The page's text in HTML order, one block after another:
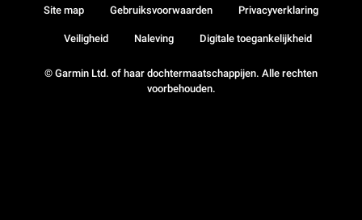
© Garmin Ltd. of haar dochtermaatschappijen. Alle rechten
voorbehouden.
Site map Gebruiksvoorwaarden Privacyverklaring
Veiligheid Naleving Digitale toegankelijkheid